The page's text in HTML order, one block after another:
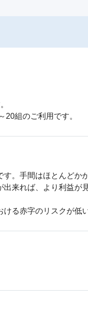
組のご利用です。
。手間はほとんどか
来れば、より利益が
る赤字のリスクが低